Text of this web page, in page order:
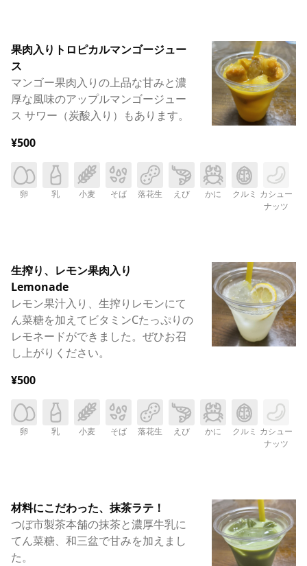
果肉入りトロピカルマンゴージュー
ス
マンゴー果肉入りの上品な甘みと濃
厚な風味のアップルマンゴージュー
ス サワー（炭酸入り）もあります。
¥500
卵 乳 小麦 そば 落花生 えび かに クルミ カシュー
ナッツ
生搾り、レモン果肉入り
Lemonade
レモン果汁入り、生搾りレモンにて
ん菜糖を加えてビタミンCたっぷりの
レモネードができました。ぜひお召
し上がりください。
¥500
卵 乳 小麦 そば 落花生 えび かに クルミ カシュー
ナッツ
材料にこだわった、抹茶ラテ！
つぼ市製茶本舗の抹茶と濃厚牛乳に
てん菜糖、和三盆で甘みを加えまし
た。